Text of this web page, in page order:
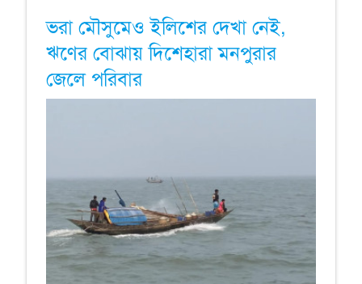
ভরা মৌসুমেও ইলিশের দেখা নেই,
ঋণের বোঝায় দিশেহারা মনপুরার
জেলে পরিবার